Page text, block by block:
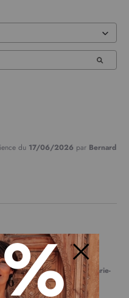
du 17/06/2026 par Bernard
du15/06/2026 par Marie-
Fermer